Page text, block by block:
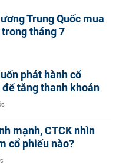
Trung Quốc mua
tháng 7
phát hành cổ
tăng thanh khoản
mạnh, CTCK nhìn
cổ phiếu nào?